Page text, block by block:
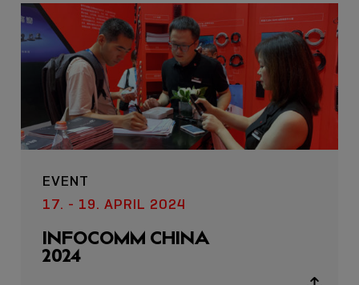
EVENT
17. - 19. APRIL 2024
INFOCOMM CHINA
2024